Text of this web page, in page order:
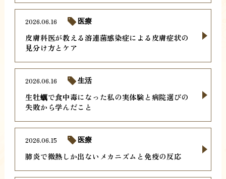
皮膚科医が教える溶連菌感染症による皮膚症状の
見分け方とケア
2026.06.16 医療
生牡蠣で食中毒になった私の実体験と病院選びの
失敗から学んだこと
2026.06.16 生活
肺炎で微熱しか出ないメカニズムと免疫の反応
2026.06.15 医療